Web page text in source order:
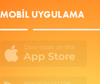
MOBIL UYGULAMA